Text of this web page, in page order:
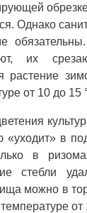
Однако
их
растение
от 10 до 15
«уходит» в
в
стебли
можно в
от